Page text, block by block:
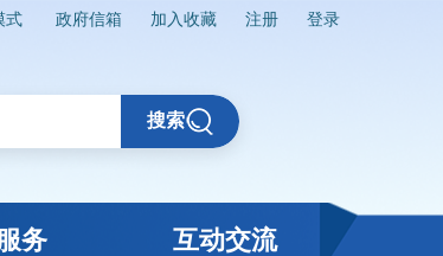
式 政府信箱 加入收藏 注册 登录
搜索
务 互动交流